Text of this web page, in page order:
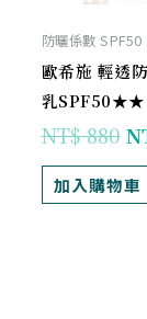
防曬係數 SPF50
歐希施 輕透
乳SPF50★★
NT$880
加入購物車